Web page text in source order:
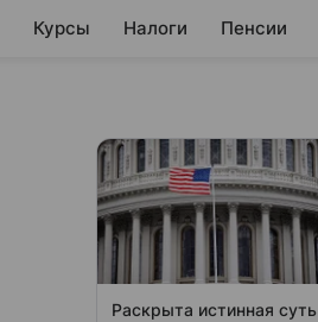
Курсы Налоги Пенсии
в
пилотного
Раскрыта истинная суть